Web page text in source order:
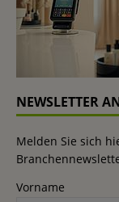
NEWSLETTER
Melden Sie sich
Vorname